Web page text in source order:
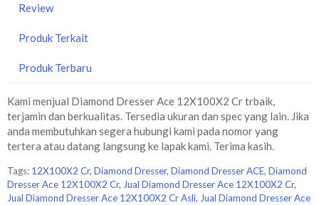
Review
Produk Terkait
Produk Terbaru
Kami menjual Diamond Dresser Ace 12X100X2 Cr trbaik,
terjamin dan berkualitas. Tersedia ukuran dan spec yang lain. Jika
anda membutuhkan segera hubungi kami pada nomor yang
tertera atau datang langsung ke lapak kami. Terima kasih.
Tags: 12X100X2 Cr, Diamond Dresser, Diamond Dresser ACE, Diamond
Dresser Ace 12X100X2 Cr, Jual Diamond Dresser Ace 12X100X2 Cr,
Jual Diamond Dresser Ace 12X100X2 Cr Asli, Jual Diamond Dresser Ace